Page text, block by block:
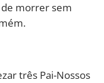
de morrer sem
três Pai-Nossos